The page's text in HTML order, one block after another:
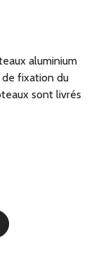
aluminium
de fixation du
sont livrés